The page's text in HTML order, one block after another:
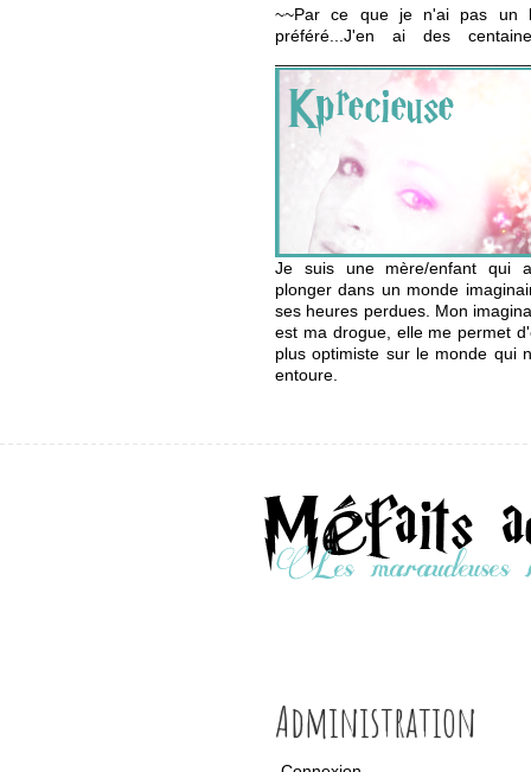
~~Par ce que je n'ai pas un
préféré...J'en ai des
Je suis une mère/enfant qui
plonger dans un monde
ses heures perdues. Mon
est ma drogue, elle me permet
plus optimiste sur le monde qui
entoure.
Administration